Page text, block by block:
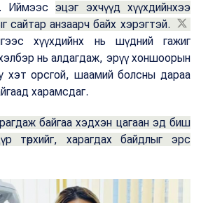
Иймээсэцэг эхчүүд хүүхдийнхээ
сайтар анзаарч байх хэрэгтэй.
хүүхдийнх нь шүдний гажиг
хэлбэр нь алдагдаж, эрүү хоншоорын
хэт орсгой, шаамий болсны дараа
харамсдаг.
байгаа хэдхэн цагаан эд биш
төрхийг, харагдах байдлыг эрс